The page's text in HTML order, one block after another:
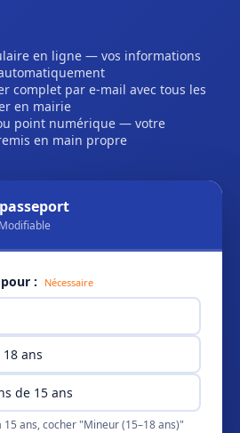
en ligne — vos informations
complet par e-mail avec tous les
en mairie
point numérique — votre
en main propre
: Nécessaire
ans
de 15 ans
ans, cocher "Mineur (15–18 ans)"